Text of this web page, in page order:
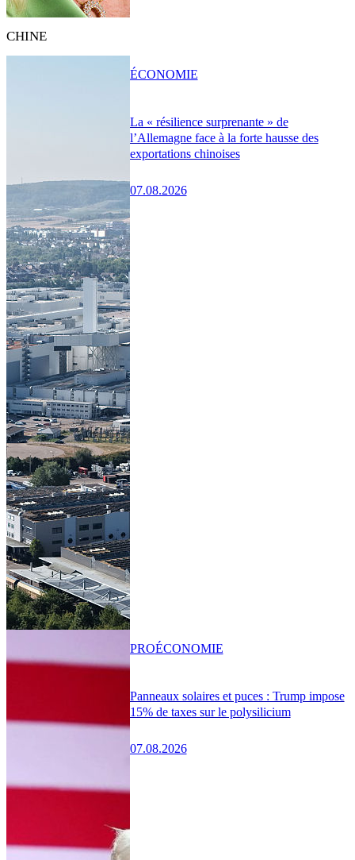
CHINE
La « résilience surprenante » de
l’Allemagne face à la forte hausse des
exportations chinoises
07.08.2026
ÉCONOMIE
Panneaux solaires et puces : Trump impose
15% de taxes sur le polysilicium
07.08.2026
PROÉCONOMIE